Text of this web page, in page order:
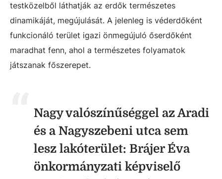
testközelből láthatják az erdők természetes
dinamikáját, megújulását. A jelenleg is véderdőként
funkcionáló terület igazi önmegújuló őserdőként
maradhat fenn, ahol a természetes folyamatok
játszanak főszerepet.
Nagy valószínűséggel az Aradi
és a Nagyszebeni utca sem
lesz lakóterület: Brájer Éva
önkormányzati képviselő